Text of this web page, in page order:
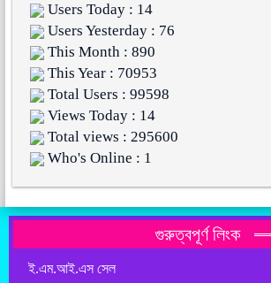
Users Today : 14
Users Yesterday : 76
This Month : 890
This Year : 70953
Total Users : 99598
Views Today : 14
Total views : 295600
Who's Online : 1
গুরুত্বপূর্ণ লিংক
ই.এম.আই.এস সেল